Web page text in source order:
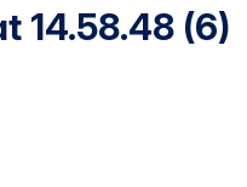
14.58.48 (6)